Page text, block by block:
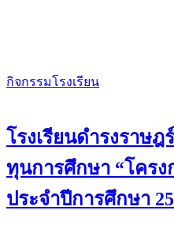
กิจกรรมโรงเรียน
โรงเรียนดำรงราษ
ทุนการศึกษา “โครง
ประจำปีการศึกษา